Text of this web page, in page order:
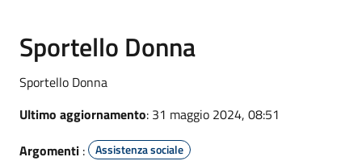
Sportello Donna
Sportello Donna
Ultimo aggiornamento: 31 maggio 2024, 08:51
Argomenti : Assistenza sociale